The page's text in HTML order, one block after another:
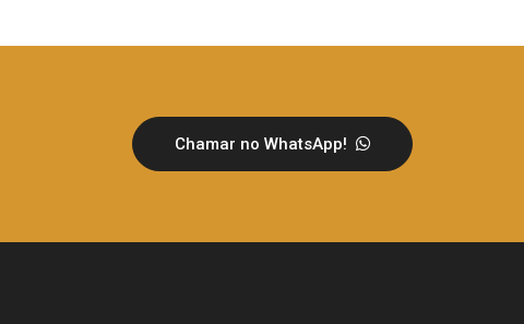
Chamar no WhatsApp!